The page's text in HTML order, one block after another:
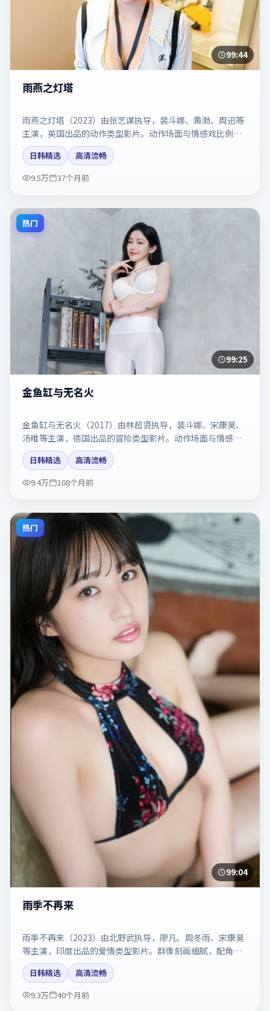
99:44
雨燕之灯塔
雨燕之灯塔（2023）由张艺谋执导，裴斗娜、黄渤、周迅等
主演，英国出品的动作类型影片。动作场面与情感戏比例拿
捏得当。剧情简介与主创信息可供检索参考，上映日期以片
方资料为准。
日韩精选
高清流畅
9.5万
37个月前
热门
99:25
金鱼缸与无名火
金鱼缸与无名火（2017）由林超贤执导，裴斗娜、宋康昊、
汤唯等主演，德国出品的冒险类型影片。动作场面与情感戏
比例拿捏得当。剧情简介与主创信息可供检索参考，上映日
期以片方资料为准。
日韩精选
高清流畅
9.4万
108个月前
热门
99:04
雨季不再来
雨季不再来（2023）由北野武执导，廖凡、周冬雨、宋康昊
等主演，印度出品的爱情类型影片。群像刻画细腻，配角同
样出彩。剧情简介与主创信息可供检索参考，上映日期以片
方资料为准。
日韩精选
高清流畅
9.3万
40个月前